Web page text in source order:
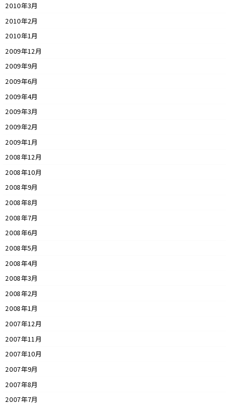
2010年3月
2010年2月
2010年1月
2009年12月
2009年9月
2009年6月
2009年4月
2009年3月
2009年2月
2009年1月
2008年12月
2008年10月
2008年9月
2008年8月
2008年7月
2008年6月
2008年5月
2008年4月
2008年3月
2008年2月
2008年1月
2007年12月
2007年11月
2007年10月
2007年9月
2007年8月
2007年7月